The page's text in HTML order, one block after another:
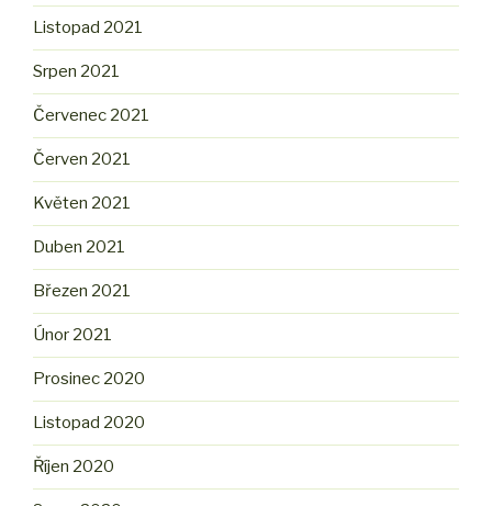
Listopad 2021
Srpen 2021
Červenec 2021
Červen 2021
Květen 2021
Duben 2021
Březen 2021
Únor 2021
Prosinec 2020
Listopad 2020
Říjen 2020